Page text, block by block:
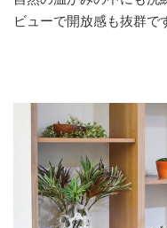
ビューで開放感も抜群で